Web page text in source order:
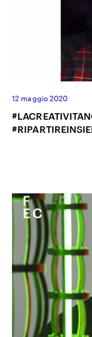
12 maggio 2020